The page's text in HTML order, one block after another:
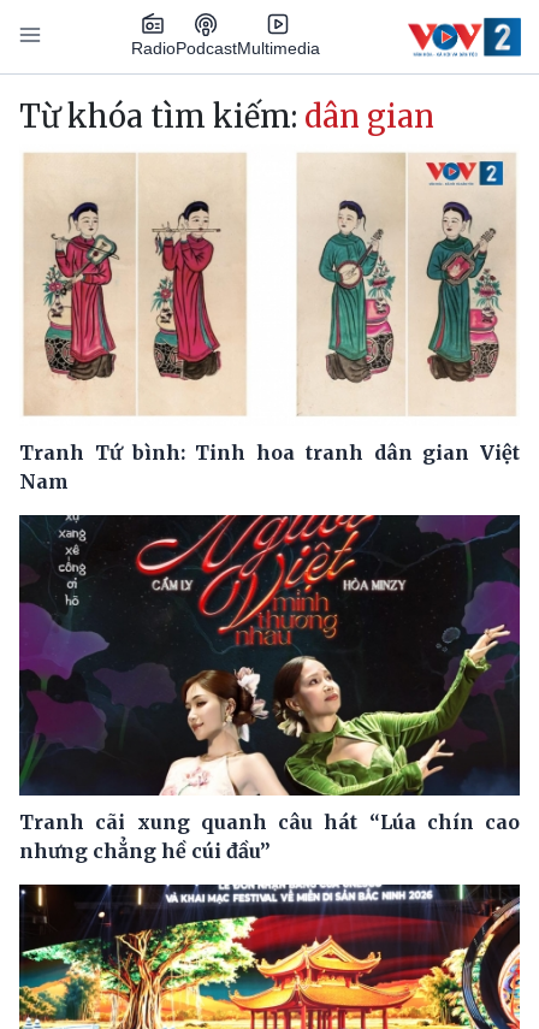
Nhảy đến nội dung
RadioPodcastMultimedia
Main navigation
Từ khóa tìm kiếm: dân gian
Tranh Tứ bình: Tinh hoa tranh dân gian Việt
Nam
Tranh cãi xung quanh câu hát “Lúa chín cao
nhưng chẳng hề cúi đầu”